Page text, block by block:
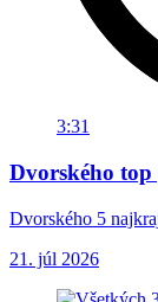
3:31
Dvorského top
Dvorského 5
21. júl 2026